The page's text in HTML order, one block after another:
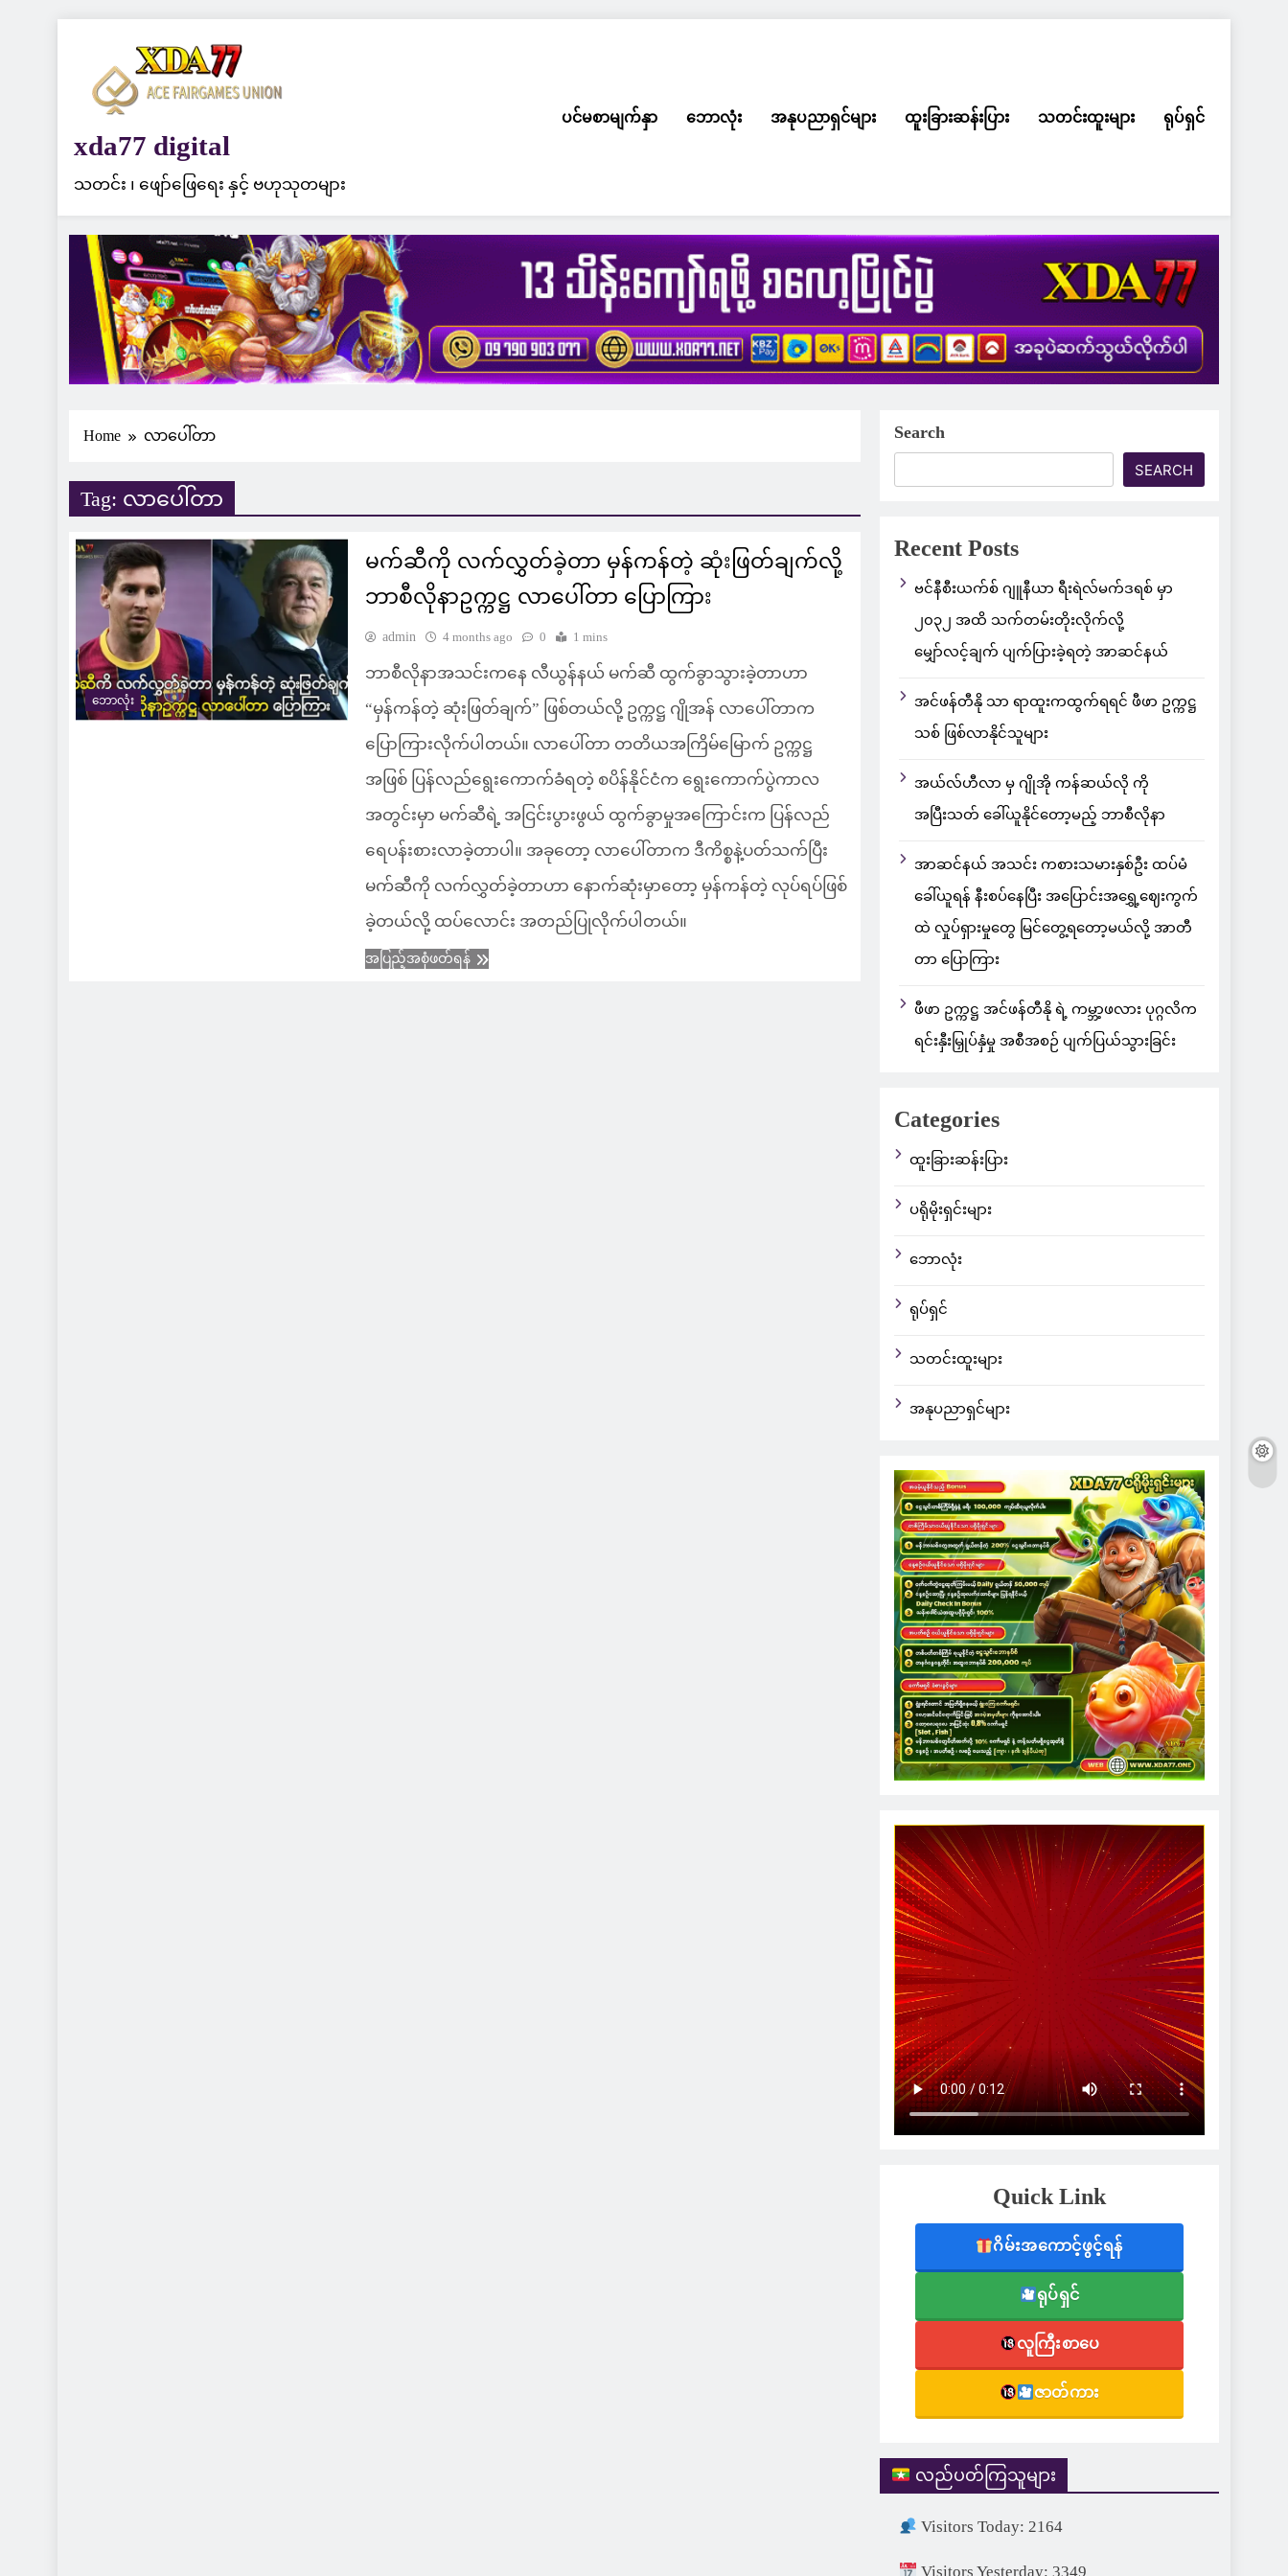
xda77 digital
သတင်း ၊ ဖျော်ဖြေရေး နှင့် ဗဟုသုတများ
ပင်မစာမျက်နှာ ဘောလုံး အနုပညာရှင်များ ထူးခြားဆန်းပြား သတင်းထူးများ ရုပ်ရှင်
Home လာပေါ်တာ
Tag: လာပေါ်တာ
ဘောလုံး
မက်ဆီကို လက်လွှတ်ခဲ့တာ မှန်ကန်တဲ့ ဆုံးဖြတ်ချက်လို့
ဘာစီလိုနာဥက္ကဋ္ဌ လာပေါ်တာ ပြောကြား
admin 4 months ago 0 1 mins
ဘာစီလိုနာအသင်းကနေ လီယွန်နယ် မက်ဆီ ထွက်ခွာသွားခဲ့တာဟာ
“မှန်ကန်တဲ့ ဆုံးဖြတ်ချက်” ဖြစ်တယ်လို့ ဥက္ကဋ္ဌ ဂျိုအန် လာပေါ်တာက
ပြောကြားလိုက်ပါတယ်။ လာပေါ်တာ တတိယအကြိမ်မြောက် ဥက္ကဋ္ဌ
အဖြစ် ပြန်လည်ရွေးကောက်ခံရတဲ့ စပိန်နိုင်ငံက ရွေးကောက်ပွဲကာလ
အတွင်းမှာ မက်ဆီရဲ့ အငြင်းပွားဖွယ် ထွက်ခွာမှုအကြောင်းက ပြန်လည်
ရေပန်းစားလာခဲ့တာပါ။ အခုတော့ လာပေါ်တာက ဒီကိစ္စနဲ့ပတ်သက်ပြီး
မက်ဆီကို လက်လွှတ်ခဲ့တာဟာ နောက်ဆုံးမှာတော့ မှန်ကန်တဲ့ လုပ်ရပ်ဖြစ်
ခဲ့တယ်လို့ ထပ်လောင်း အတည်ပြုလိုက်ပါတယ်။
အပြည့်အစုံဖတ်ရန်
Search
SEARCH
Recent Posts
ဗင်နီစီးယက်စ် ဂျူနီယာ ရီးရဲလ်မက်ဒရစ် မှာ
၂၀၃၂ အထိ သက်တမ်းတိုးလိုက်လို့
မျှော်လင့်ချက် ပျက်ပြားခဲ့ရတဲ့ အာဆင်နယ်
အင်ဖန်တီနို သာ ရာထူးကထွက်ရရင် ဖီဖာ ဥက္ကဋ္ဌ
သစ် ဖြစ်လာနိုင်သူများ
အယ်လ်ဟီလာ မှ ဂျိုအို ကန်ဆယ်လို ကို
အပြီးသတ် ခေါ်ယူနိုင်တော့မည့် ဘာစီလိုနာ
အာဆင်နယ် အသင်း ကစားသမားနှစ်ဦး ထပ်မံ
ခေါ်ယူရန် နီးစပ်နေပြီး အပြောင်းအရွှေ့ဈေးကွက်
ထဲ လှုပ်ရှားမှုတွေ မြင်တွေ့ရတော့မယ်လို့ အာတီ
တာ ပြောကြား
ဖီဖာ ဥက္ကဋ္ဌ အင်ဖန်တီနို ရဲ့ ကမ္ဘာ့ဖလား ပုဂ္ဂလိက
ရင်းနှီးမြှုပ်နှံမှု အစီအစဉ် ပျက်ပြယ်သွားခြင်း
Categories
ထူးခြားဆန်းပြား
ပရိုမိုးရှင်းများ
ဘောလုံး
ရုပ်ရှင်
သတင်းထူးများ
အနုပညာရှင်များ
Quick Link
ဂိမ်းအကောင့်ဖွင့်ရန်
ရုပ်ရှင်
လူကြီးစာပေ
ဇာတ်ကား
လည်ပတ်ကြသူများ
Visitors Today: 2164
Visitors Yesterday: 3349